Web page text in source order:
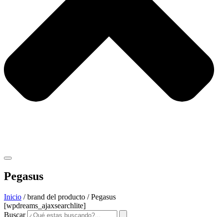
Pegasus
Inicio / brand del producto / Pegasus
[wpdreams_ajaxsearchlite]
Buscar